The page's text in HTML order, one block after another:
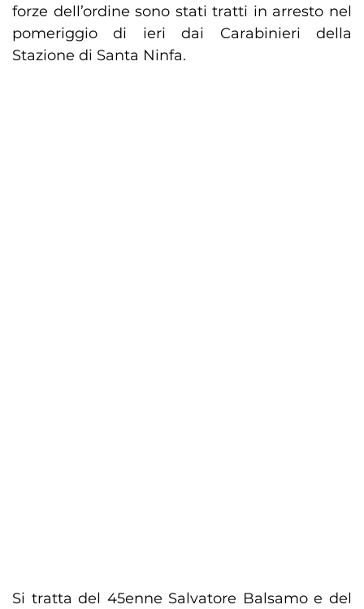
forze dell’ordine sono stati tratti in arresto nel
pomeriggio di ieri dai Carabinieri della
Stazione di Santa Ninfa.
Si tratta del 45enne Salvatore Balsamo e del